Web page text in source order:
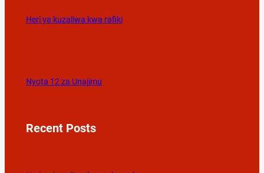
Heri ya kuzaliwa kwa rafiki
Nyota 12 za Unajimu
Recent Posts